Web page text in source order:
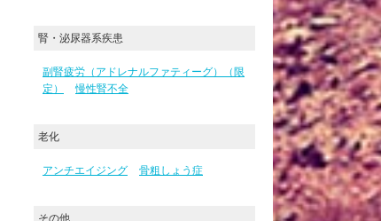
腎・泌尿器系疾患
副腎疲労（アドレナルファティーグ）（限
定）
慢性腎不全
老化
アンチエイジング 骨粗しょう症